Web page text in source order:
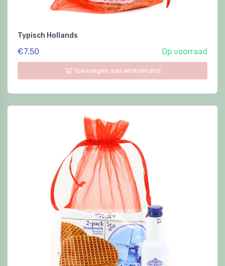
Typisch Hollands
€7.50 Op voorraad
Toevoegen aan winkelmand